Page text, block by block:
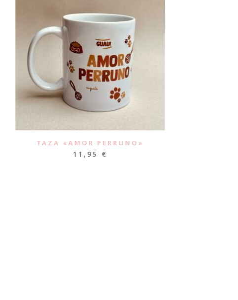
TAZA «AMOR PERRUNO»
11,95 €